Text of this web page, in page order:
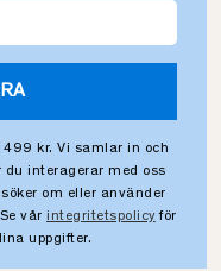
499 kr. Vi samlar in och
du interagerar med oss
om eller använder
vår integritetspolicy för
uppgifter.